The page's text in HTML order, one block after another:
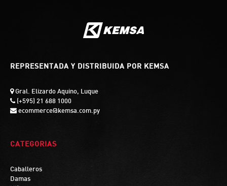
REPRESENTADA Y DISTRIBUIDA POR KEMSA
Gral. Elizardo Aquino, Luque
(+595) 21 688 1000
ecommerce@kemsa.com.py
CATEGORIAS
Caballeros
Damas